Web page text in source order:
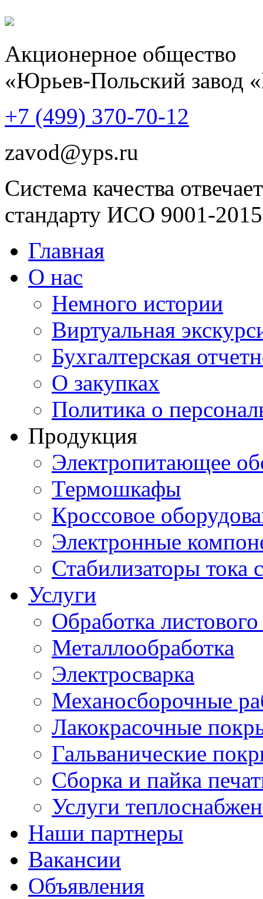
Акционерное общество
«Юрьев-Польский завод
+7 (499) 370-70-12
zavod@yps.ru
Система качества отвечает
стандарту ИСО 9001-2015
Главная
О нас
Немного истории
Виртуальная
Бухгалтерская
О закупках
Политика о
Продукция
Электропитающее
Термошкафы
Кроссовое
Электронные
Стабилизаторы тока
Услуги
Обработка
Металлообработка
Электросварка
Механосборочные
Лакокрасочные
Гальванические
Сборка и пайка
Услуги
Наши партнеры
Вакансии
Объявления